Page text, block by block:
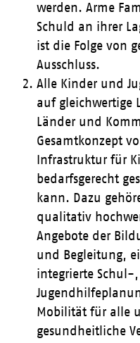
werden. Arme
Schuld an ihrer
ist die Folge von
Ausschluss.
Alle Kinder und
auf gleichwertige
Länder und
Gesamtkonzept
Infrastruktur für
bedarfsgerecht
kann. Dazu
qualitativ
Angebote der
und Begleitung,
integrierte Schul-
Mobilität für alle
gesundheitliche